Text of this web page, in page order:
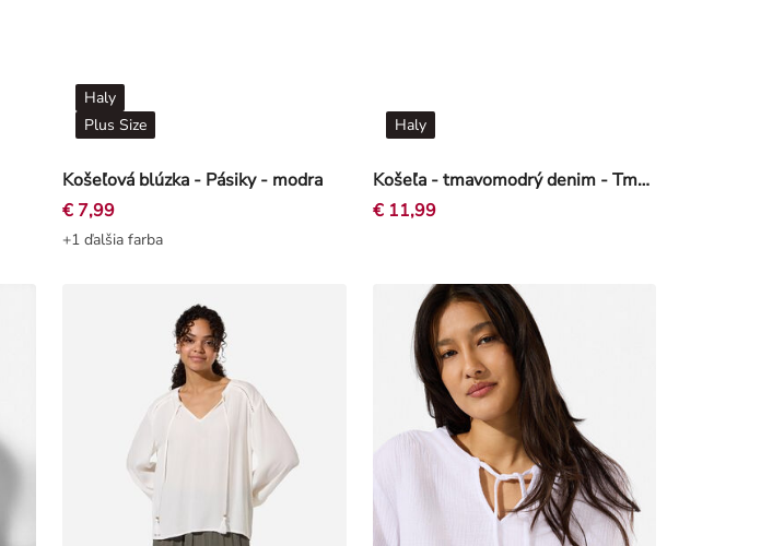
Košeľová blúzka - Pásiky - modra
Haly
Plus Size
€ 7,99
+1 ďalšia farba
Košeľa - tmavomodrý denim - Tmavomodrá
Haly
€ 11,99